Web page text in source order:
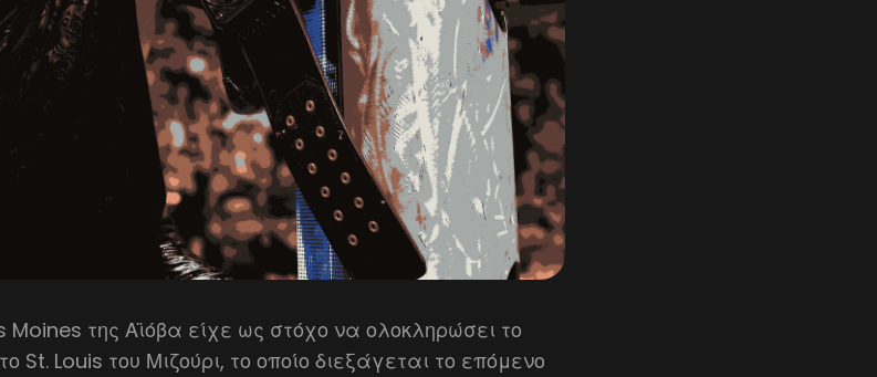
Moines της Αϊόβα είχε ως στόχο να ολοκληρώσει το
St. Louis του Μιζούρι, το οποίο διεξάγεται το επόμενο